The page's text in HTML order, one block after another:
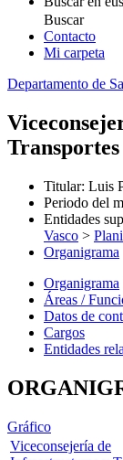
Buscar
Contacto
Mi carpeta
Departamento de
Transportes
Titular: Luis
Periodo del
Entidades
Vasco >
Organigrama
Organigrama
Áreas /
Datos de
Cargos
Entidades
Gráfico
Viceconsejería de